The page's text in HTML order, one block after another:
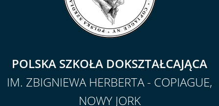
POLSKA SZKOŁA DOKSZTAŁCAJĄCA
IM. ZBIGNIEWA HERBERTA - COPIAGUE,
NOWY JORK